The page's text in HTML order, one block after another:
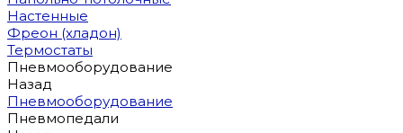
Настенные
Фреон (хладон)
Термостаты
Пневмооборудование
Назад
Пневмооборудование
Пневмопедали